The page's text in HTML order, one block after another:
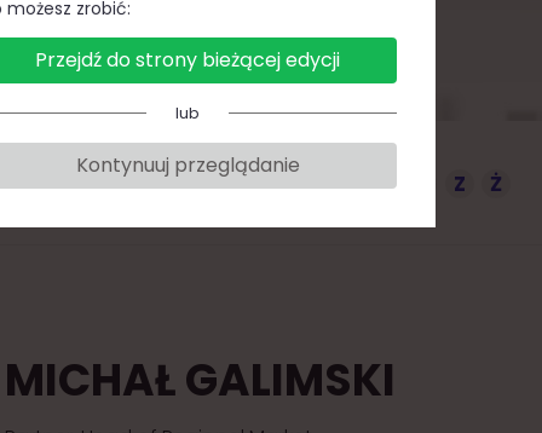
G J K L Ł M O P R S T Z Ż
MICHAŁ GALIMSKI
możesz zrobić:
Przejdź do strony bieżącej edycji
lub
Kontynuuj przeglądanie